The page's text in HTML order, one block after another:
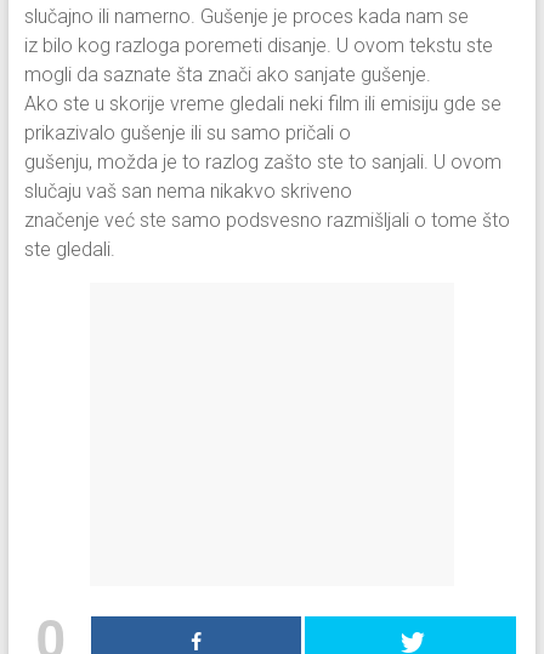
slučajno ili namerno. Gušenje je proces kada nam se
iz bilo kog razloga poremeti disanje. U ovom tekstu ste
mogli da saznate šta znači ako sanjate gušenje.
Ako ste u skorije vreme gledali neki film ili emisiju gde se
prikazivalo gušenje ili su samo pričali o
gušenju, možda je to razlog zašto ste to sanjali. U ovom
slučaju vaš san nema nikakvo skriveno
značenje već ste samo podsvesno razmišljali o tome što
ste gledali.
0